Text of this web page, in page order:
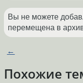
Вы не можете
перемещена в
←
Похожие